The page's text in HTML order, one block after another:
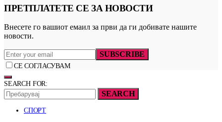
ПРЕТПЛАТЕТЕ СЕ ЗА НОВОСТИ
Внесете го вашиот емаил за први да ги добивате нашите
новости.
SUBSCRIBE
СЕ СОГЛАСУВАМ
SEARCH FOR:
SEARCH
СПОРТ